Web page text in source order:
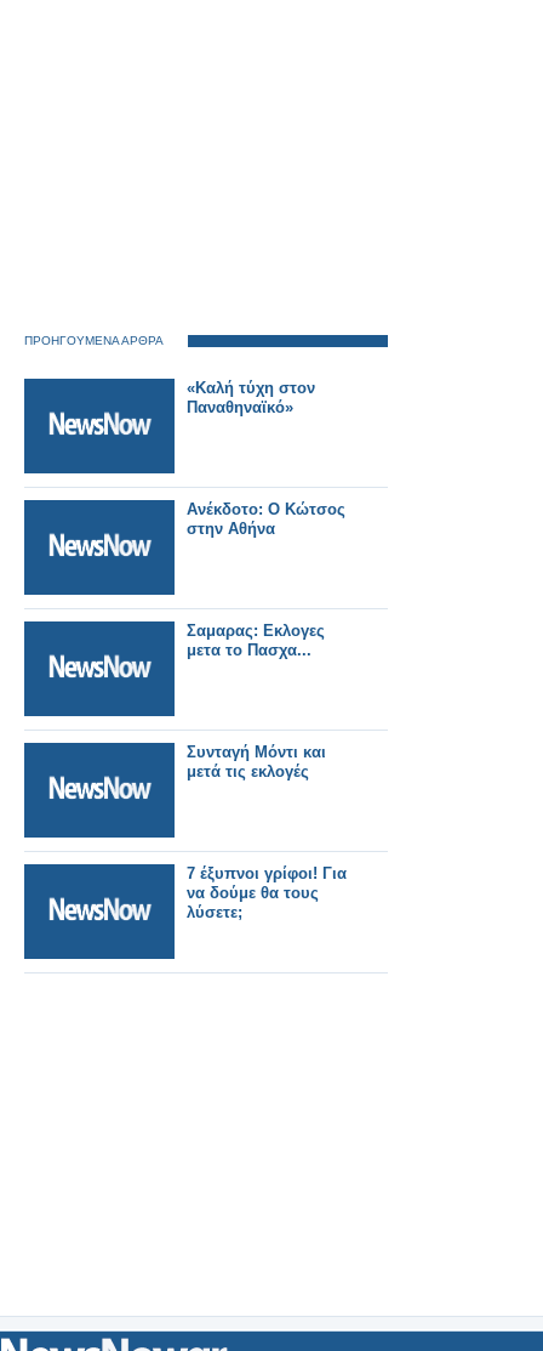
ΠΡΟΗΓΟΥΜΕΝΑ ΑΡΘΡΑ
«Καλή τύχη στον
Παναθηναϊκό»
Ανέκδοτο: Ο Κώτσος
στην Αθήνα
Σαμαρας: Εκλογες
μετα το Πασχα...
Συνταγή Μόντι και
μετά τις εκλογές
7 έξυπνοι γρίφοι! Για
να δούμε θα τους
λύσετε;